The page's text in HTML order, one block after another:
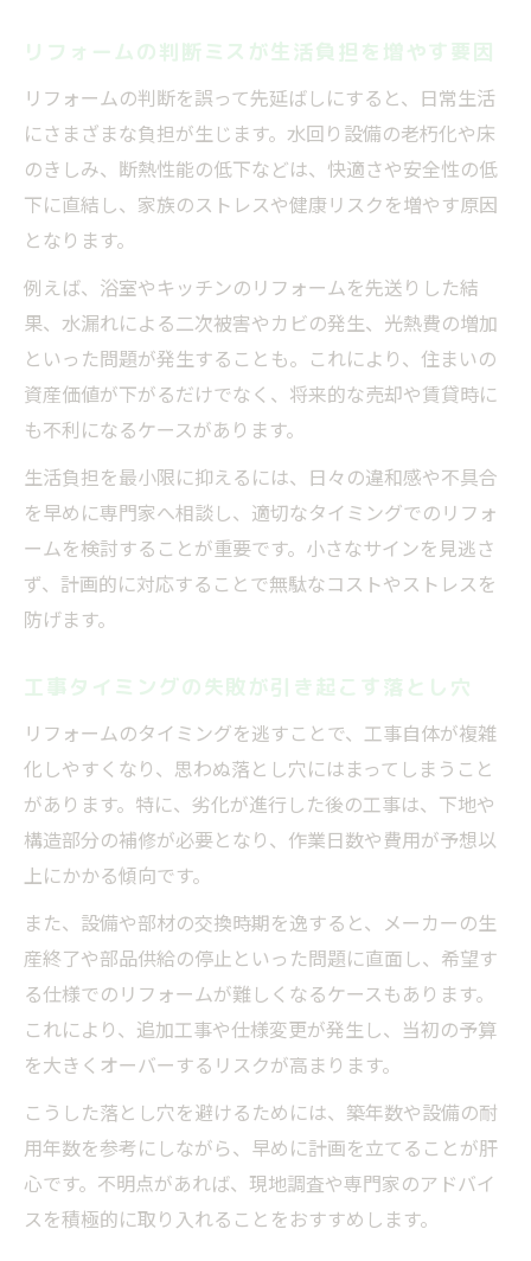
リフォームの判断ミスが生活負担を増やす要因
リフォームの判断を誤って先延ばしにすると、日常生活
にさまざまな負担が生じます。水回り設備の老朽化や床
のきしみ、断熱性能の低下などは、快適さや安全性の低
下に直結し、家族のストレスや健康リスクを増やす原因
となります。
例えば、浴室やキッチンのリフォームを先送りした結
果、水漏れによる二次被害やカビの発生、光熱費の増加
といった問題が発生することも。これにより、住まいの
資産価値が下がるだけでなく、将来的な売却や賃貸時に
も不利になるケースがあります。
生活負担を最小限に抑えるには、日々の違和感や不具合
を早めに専門家へ相談し、適切なタイミングでのリフォ
ームを検討することが重要です。小さなサインを見逃さ
ず、計画的に対応することで無駄なコストやストレスを
防げます。
工事タイミングの失敗が引き起こす落とし穴
リフォームのタイミングを逃すことで、工事自体が複雑
化しやすくなり、思わぬ落とし穴にはまってしまうこと
があります。特に、劣化が進行した後の工事は、下地や
構造部分の補修が必要となり、作業日数や費用が予想以
上にかかる傾向です。
また、設備や部材の交換時期を逸すると、メーカーの生
産終了や部品供給の停止といった問題に直面し、希望す
る仕様でのリフォームが難しくなるケースもあります。
これにより、追加工事や仕様変更が発生し、当初の予算
を大きくオーバーするリスクが高まります。
こうした落とし穴を避けるためには、築年数や設備の耐
用年数を参考にしながら、早めに計画を立てることが肝
心です。不明点があれば、現地調査や専門家のアドバイ
スを積極的に取り入れることをおすすめします。